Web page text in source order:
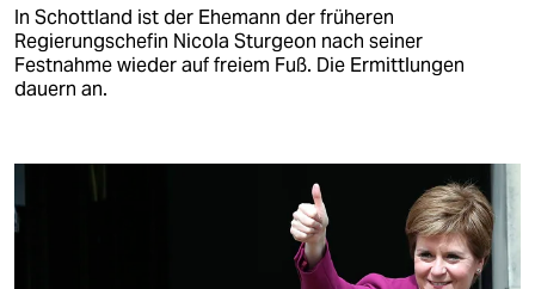
In Schottland ist der Ehemann der früheren
Regierungschefin Nicola Sturgeon nach seiner
Festnahme wieder auf freiem Fuß. Die Ermittlungen
dauern an.